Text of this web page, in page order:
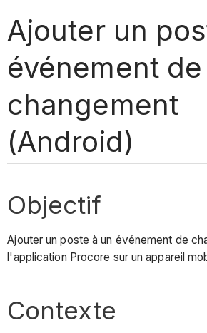
Ajouter un
événement de
changement
(Android)
Objectif
Ajouter un poste à un événement de
l'application Procore sur un appareil
Contexte